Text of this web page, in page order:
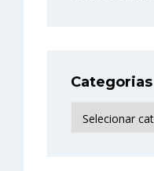
Categorias
Categorias